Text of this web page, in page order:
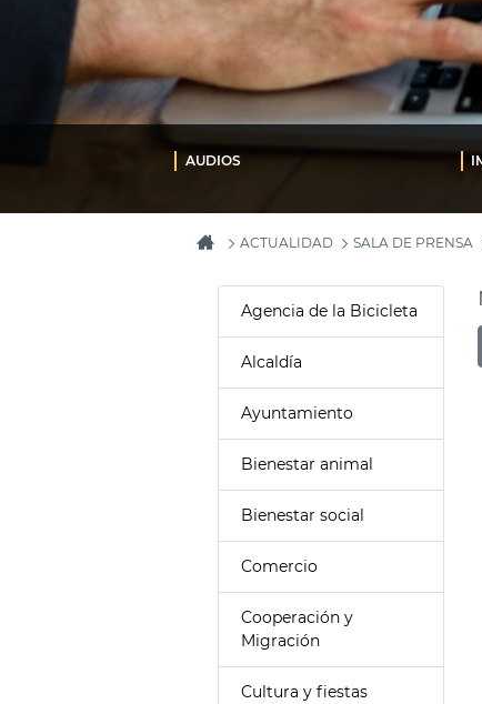
AUDIOS
ACTUALIDAD SALA DE PRENSA
Agencia de la Bicicleta
Alcaldía
Ayuntamiento
Bienestar animal
Bienestar social
Comercio
Cooperación y
Migración
Cultura y fiestas